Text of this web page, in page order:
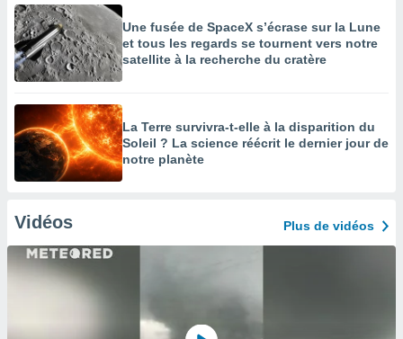
Une fusée de SpaceX s’écrase sur la Lune
et tous les regards se tournent vers notre
satellite à la recherche du cratère
La Terre survivra-t-elle à la disparition du
Soleil ? La science réécrit le dernier jour de
notre planète
Vidéos Plus de vidéos